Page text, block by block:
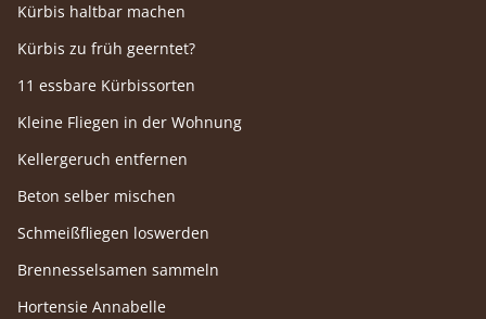
Kürbis haltbar machen
Kürbis zu früh geerntet?
11 essbare Kürbissorten
Kleine Fliegen in der Wohnung
Kellergeruch entfernen
Beton selber mischen
Schmeißfliegen loswerden
Brennesselsamen sammeln
Hortensie Annabelle